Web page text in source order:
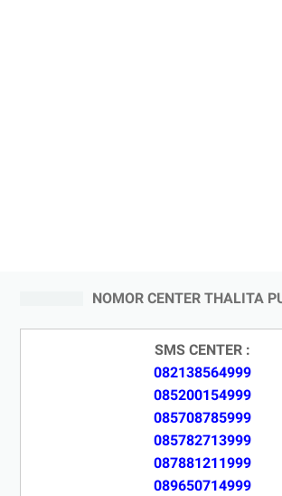
NOMOR CENTER THALITA
SMS CENTER :
082138564999
085200154999
085708785999
085782713999
087881211999
089650714999